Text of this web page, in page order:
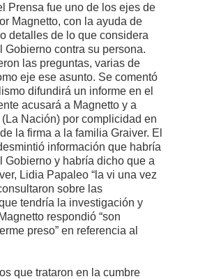
Prensa fue uno de los ejes de
Magnetto, con la ayuda de
detalles de lo que considera
Gobierno contra su persona.
las preguntas, varias de
eje ese asunto. Se comentó
difundirá un informe en el
acusará a Magnetto y a
Nación) por complicidad en
la firma a la familia Graiver. El
información que habría
Gobierno y habría dicho que a
Lidia Papaleo “la vi una vez
sobre las
tendría la investigación y
respondió “son
preso” en referencia al
que trataron en la cumbre